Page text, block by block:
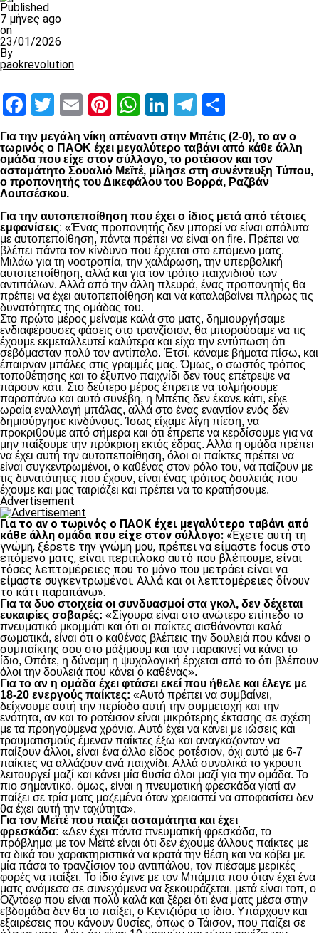
Published
7 μήνες ago
on
23/01/2026
By
paokrevolution
Facebook
Twitter
EmailPinterest
WhatsApp
LinkedIn
Telegram
Για την μεγάλη νίκη απέναντι στην Μπέτις (2-0), το αν ο
τωρινός ο ΠΑΟΚ έχει μεγαλύτερο ταβάνι από κάθε άλλη
ομάδα που είχε στον σύλλογο, το ροτέισον και τον
ασταμάτητο Σουαλιό Μεϊτέ, μίλησε στη συνέντευξη Τύπου,
ο προπονητής του Δικεφάλου του Βορρά, Ραζβάν
Λουτσέσκου.
Για την αυτοπεποίθηση που έχει ο ίδιος μετά από τέτοιες
εμφανίσεις: «Ένας προπονητής δεν μπορεί να είναι απόλυτα
με αυτοπεποίθηση, πάντα πρέπει να είναι on fire. Πρέπει να
βλέπει πάντα τον κίνδυνο που έρχεται στο επόμενο ματς.
Μιλάω για τη νοοτροπία, την χαλάρωση, την υπερβολική
αυτοπεποίθηση, αλλά και για τον τρόπο παιχνιδιού των
αντιπάλων. Αλλά από την άλλη πλευρά, ένας προπονητής θα
πρέπει να έχει αυτοπεποίθηση και να καταλαβαίνει πλήρως τις
δυνατότητες της ομάδας του.
Στο πρώτο μέρος μείναμε καλά στο ματς, δημιουργήσαμε
ενδιαφέρουσες φάσεις στο τρανζίσιον, θα μπορούσαμε να τις
έχουμε εκμεταλλευτεί καλύτερα και είχα την εντύπωση ότι
σεβόμασταν πολύ τον αντίπαλο. Έτσι, κάναμε βήματα πίσω, και
έπαιρναν μπάλες στις γραμμές μας. Όμως, ο σωστός τρόπος
τοποθέτησης και το έξυπνο παιχνίδι δεν τους επέτρεψε να
πάρουν κάτι. Στο δεύτερο μέρος έπρεπε να τολμήσουμε
παραπάνω και αυτό συνέβη, η Μπέτις δεν έκανε κάτι, είχε
ωραία εναλλαγή μπάλας, αλλά στο ένας εναντίον ενός δεν
δημιούργησε κινδύνους. Ίσως είχαμε λίγη πίεση, να
προκριθούμε από σήμερα και ότι έπρεπε να κερδίσουμε για να
μην παίξουμε την πρόκριση εκτός έδρας. Αλλά η ομάδα πρέπει
να έχει αυτή την αυτοπεποίθηση, όλοι οι παίκτες πρέπει να
είναι συγκεντρωμένοι, ο καθένας στον ρόλο του, να παίζουν με
τις δυνατότητες που έχουν, είναι ένας τρόπος δουλειάς που
έχουμε και μας ταιριάζει και πρέπει να το κρατήσουμε.
Advertisement
Για το αν ο τωρινός ο ΠΑΟΚ έχει μεγαλύτερο ταβάνι από
κάθε άλλη ομάδα που είχε στον σύλλογο: «Έχετε αυτή τη
γνώμη, ξέρετε την γνώμη μου, πρέπει να είμαστε focus στο
επόμενο ματς, είναι περίπλοκο αυτό που βλέπουμε, είναι
τόσες λεπτομέρειες που το μόνο που μετράει είναι να
είμαστε συγκεντρωμένοι. Αλλά και οι λεπτομέρειες δίνουν
το κάτι παραπάνω».
Για τα δυο στοιχεία οι συνδυασμοί στα γκολ, δεν δέχεται
ευκαιρίες σοβαρές: «Σίγουρα είναι στο ανώτερο επίπεδο το
πνευματικό μκομμάτι και ότι οι παίκτες αισθάνονται καλά
σωματικά, είναι ότι ο καθένας βλέπεις την δουλειά που κάνει ο
συμπαίκτης σου στο μάξιμουμ και τον παρακινεί να κάνει το
ίδιο, Οπότε, η δύναμη η ψυχολογική έρχεται από το ότι βλέπουν
όλοι την δουλειά που κάνει ο καθένας».
Για το αν η ομάδα έχει φτάσει εκεί που ήθελε και έλεγε με
18-20 ενεργούς παίκτες: «Αυτό πρέπει να συμβαίνει,
δείχνουμε αυτή την περίοδο αυτή την συμμετοχή και την
ενότητα, αν και το ροτέισον είναι μικρότερης έκτασης σε σχέση
με τα προηγούμενα χρόνια. Αυτό έχει να κάνει με ιώσεις και
τραυματισμούς έμεναν παίκτες έξω και αναγκάζονταν να
παίξουν άλλοι, είναι ένα άλλο είδος ροτέσιον, όχι αυτό με 6-7
παίκτες να αλλάζουν ανά παιχνίδι. Αλλά συνολικά το γκρουπ
λειτουργεί μαζί και κάνει μία θυσία όλοι μαζί για την ομάδα. Το
πιο σημαντικό, όμως, είναι η πνευματική φρεσκάδα γιατί αν
παίξει σε τρία ματς μαζεμένα όταν χρειαστεί να αποφασίσει δεν
θα έχει αυτή την ταχύτητα».
Για τον Μεϊτέ που παίζει ασταμάτητα και έχει
φρεσκάδα: «Δεν έχει πάντα πνευματική φρεσκάδα, το
πρόβλημα με τον Μεϊτέ είναι ότι δεν έχουμε άλλους παίκτες με
τα δικά του χαρακτηριστικά να κρατά την θέση και να κόβει με
μία πάσα το τρανζίσιον του αντιπάλου, τον πιέσαμε μερικές
φορές να παίξει. Το ίδιο έγινε με τον Μπάμπα που όταν έχει ένα
ματς ανάμεσα σε συνεχόμενα να ξεκουράζεται, μετά είναι τοπ, ο
Οζντόεφ που είναι πολύ καλά και ξέρει ότι ένα ματς μέσα στην
εβδομάδα δεν θα το παίξει, ο Κεντζιόρα το ίδιο. Υπάρχουν και
εξαιρέσεις που κάνουν θυσίες, όπως ο Τάισον, που παίζει σε